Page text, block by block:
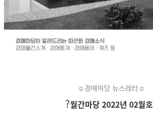
☺경매마당 뉴스레터☺
?월간마당 2022년 02월호